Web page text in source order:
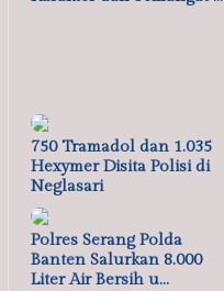
750 Tramadol dan 1.035
Hexymer Disita Polisi di
Neglasari
Polres Serang Polda
Banten Salurkan 8.000
Liter Air Bersih u…